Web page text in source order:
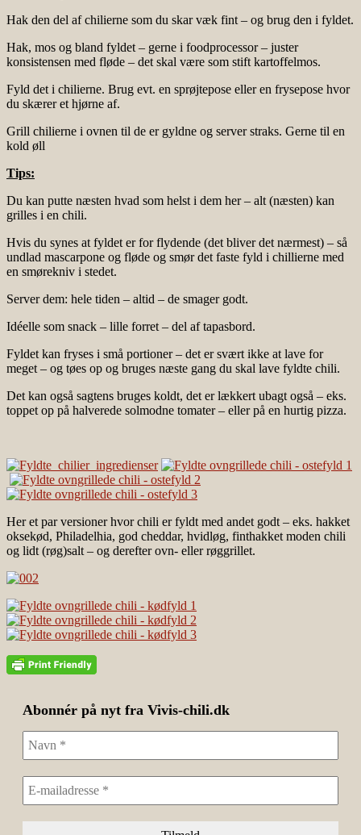
Hak den del af chilierne som du skar væk fint – og brug den i fyldet.
Hak, mos og bland fyldet – gerne i foodprocessor – juster
konsistensen med fløde – det skal være som stift kartoffelmos.
Fyld det i chilierne. Brug evt. en sprøjtepose eller en frysepose hvor
du skærer et hjørne af.
Grill chilierne i ovnen til de er gyldne og server straks. Gerne til en
kold øll
Tips:
Du kan putte næsten hvad som helst i dem her – alt (næsten) kan
grilles i en chili.
Hvis du synes at fyldet er for flydende (det bliver det nærmest) – så
undlad mascarpone og fløde og smør det faste fyld i chillierne med
en smørekniv i stedet.
Server dem: hele tiden – altid – de smager godt.
Idéelle som snack – lille forret – del af tapasbord.
Fyldet kan fryses i små portioner – det er svært ikke at lave for
meget – og tøes op og bruges næste gang du skal lave fyldte chili.
Det kan også sagtens bruges koldt, det er lækkert ubagt også – eks.
toppet op på halverede solmodne tomater – eller på en hurtig pizza.
Her et par versioner hvor chili er fyldt med andet godt – eks. hakket
oksekød, Philadelhia, god cheddar, hvidløg, finthakket moden chili
og lidt (røg)salt – og derefter ovn- eller røggrillet.
Abonnér på nyt fra Vivis-chili.dk